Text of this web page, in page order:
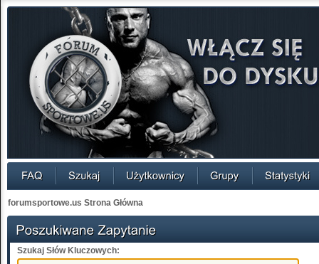
forumsportowe.us Strona Główna
Szukaj Słów Kluczowych: